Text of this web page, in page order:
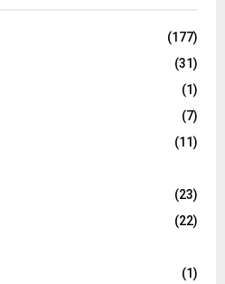
(177)
(31)
(1)
(7)
(11)
(23)
(22)
(1)